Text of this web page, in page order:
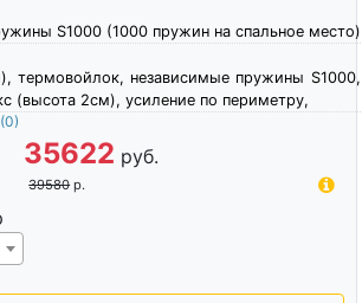
S1000 (1000 пружин на спальное место)
термовойлок, независимые пружины S1000,
(высота 2см), усиление по периметру,
(0)
35622 руб.
39580 р.